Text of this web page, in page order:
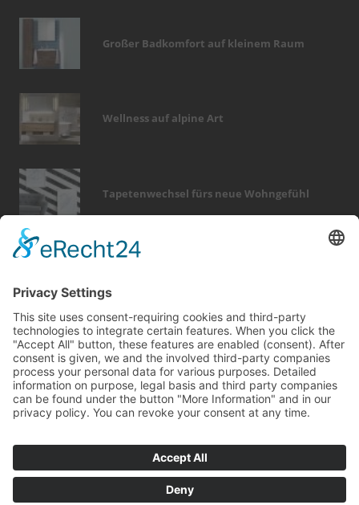
Großer Badkomfort auf kleinem Raum
Wellness auf alpine Art
Tapetenwechsel fürs neue Wohngefühl
möbel wellness entfeuchtung fenster
feuer
dämmung
fotovoltaik hausbau
dekoration
renovieren
förderung beratung
kamin
wintergarten
küche holz fliesen
badezimmer